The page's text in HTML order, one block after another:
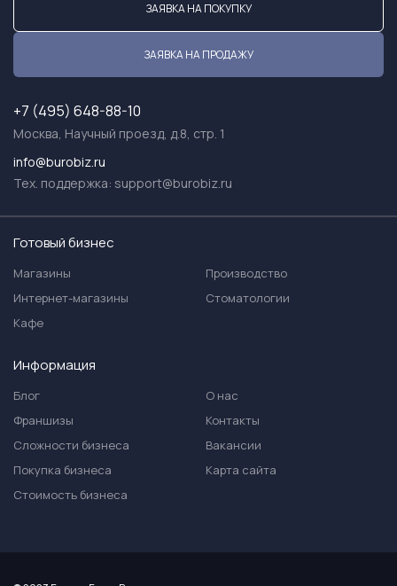
ЗАЯВКА НА ПОКУПКУ
ЗАЯВКА НА ПРОДАЖУ
+7 (495) 648-88-10
Москва, Научный проезд, д.8, стр. 1
info@burobiz.ru
Тех. поддержка: support@burobiz.ru
Готовый бизнес
Магазины
Интернет-магазины
Кафе
Производство
Стоматологии
Информация
Блог
Франшизы
Сложности бизнеса
Покупка бизнеса
Стоимость бизнеса
О нас
Контакты
Вакансии
Карта сайта